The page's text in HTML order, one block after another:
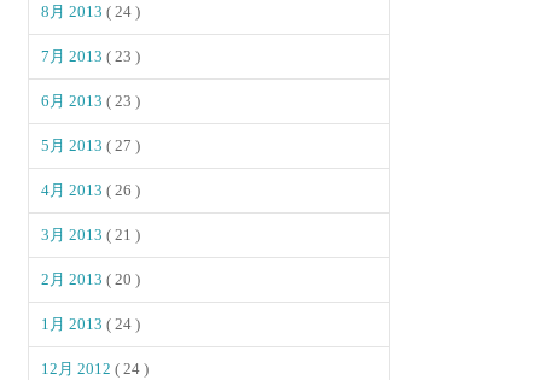
8月 2013( 24 )
7月 2013( 23 )
6月 2013( 23 )
5月 2013( 27 )
4月 2013( 26 )
3月 2013( 21 )
2月 2013( 20 )
1月 2013( 24 )
12月 2012( 24 )